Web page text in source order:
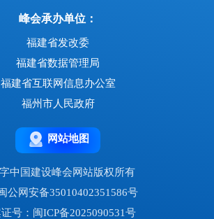
峰会承办单位：
福建省发改委
福建省数据管理局
福建省互联网信息办公室
福州市人民政府
网站地图
中国建设峰会网站版权所有
公网安备35010402351586号
号：闽ICP备2025090531号